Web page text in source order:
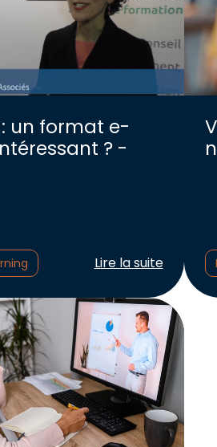
: un format e-
? -
Lire l'article :
Lire la suite